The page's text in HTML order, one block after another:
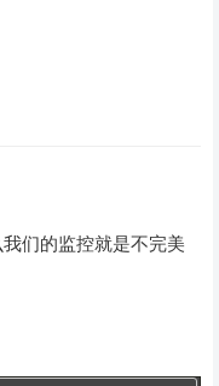
们的监控就是不完美